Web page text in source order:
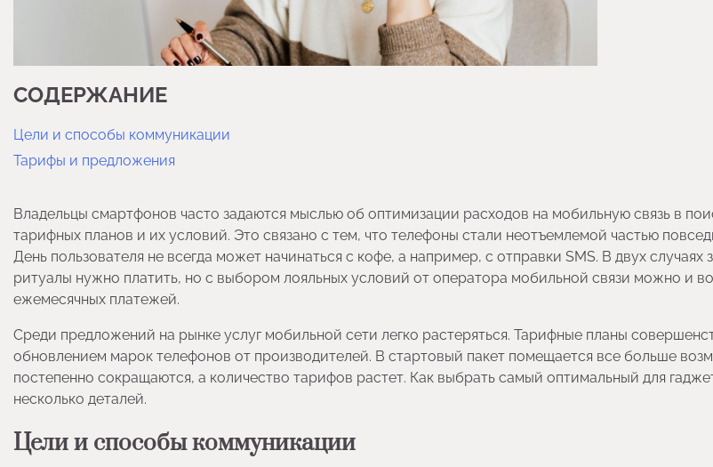
СОДЕРЖАНИЕ
Цели и способы коммуникации
Тарифы и предложения
Владельцы смартфонов часто задаются мыслью об оптимизации расходов на мобильную связь в
тарифных планов и их условий. Это связано с тем, что телефоны стали неотъемлемой частью
День пользователя не всегда может начинаться с кофе, а например, с отправки SMS. В двух случаях
ритуалы нужно платить, но с выбором лояльных условий от оператора мобильной связи можно и
ежемесячных платежей.
Среди предложений на рынке услуг мобильной сети легко растеряться. Тарифные планы
обновлением марок телефонов от производителей. В стартовый пакет помещается все больше
постепенно сокращаются, а количество тарифов растет. Как выбрать самый оптимальный для
несколько деталей.
Цели и способы коммуникации